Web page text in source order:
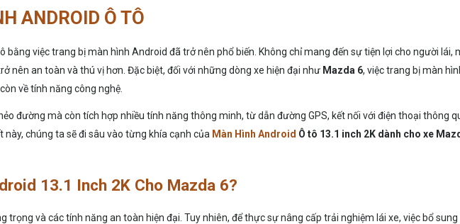
ANDROID Ô TÔ
việc trang bị màn hình Android đã trở nên phổ biến. Không chỉ mang đến sự tiện lợi cho người lái,
nên an toàn và thú vị hơn. Đặc biệt, đối với những dòng xe hiện đại như Mazda 6, việc trang bị màn
về tính năng công nghệ.
đường mà còn tích hợp nhiều tính năng thông minh, từ dẫn đường GPS, kết nối với điện thoại thông
chúng ta sẽ đi sâu vào từng khía cạnh của Màn Hình Android Ô tô 13.1 inch 2K dành cho xe
13.1 Inch 2K Cho Mazda 6?
trọng và các tính năng an toàn hiện đại. Tuy nhiên, để thực sự nâng cấp trải nghiệm lái xe, việc bổ